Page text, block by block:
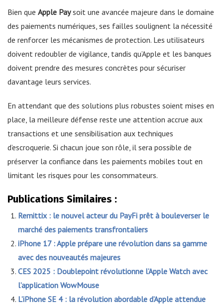
Bien que Apple Paysoit une avancée majeure dans le domaine
des paiements numériques, ses failles soulignent la nécessité
de renforcer les mécanismes de protection. Les utilisateurs
doivent redoubler de vigilance, tandis qu’Apple et les banques
doivent prendre des mesures concrètes pour sécuriser
davantage leurs services.
En attendant que des solutions plus robustes soient mises en
place, la meilleure défense reste une attention accrue aux
transactions et une sensibilisation aux techniques
d’escroquerie. Si chacun joue son rôle, il sera possible de
préserver la confiance dans les paiements mobiles tout en
limitant les risques pour les consommateurs.
Publications Similaires :
Remittix : le nouvel acteur du PayFi prêt à bouleverser le
marché des paiements transfrontaliers
iPhone 17 : Apple prépare une révolution dans sa gamme
avec des nouveautés majeures
CES 2025 : Doublepoint révolutionne l’Apple Watch avec
l’application WowMouse
L’iPhone SE 4 : la révolution abordable d’Apple attendue